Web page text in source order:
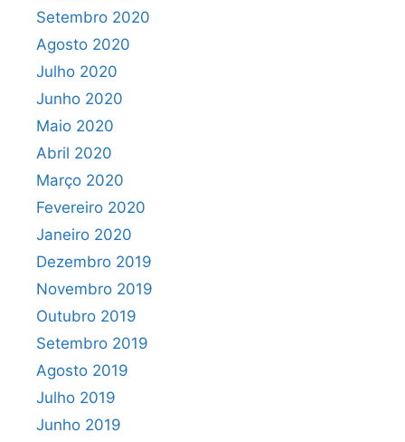
Setembro 2020
Agosto 2020
Julho 2020
Junho 2020
Maio 2020
Abril 2020
Março 2020
Fevereiro 2020
Janeiro 2020
Dezembro 2019
Novembro 2019
Outubro 2019
Setembro 2019
Agosto 2019
Julho 2019
Junho 2019